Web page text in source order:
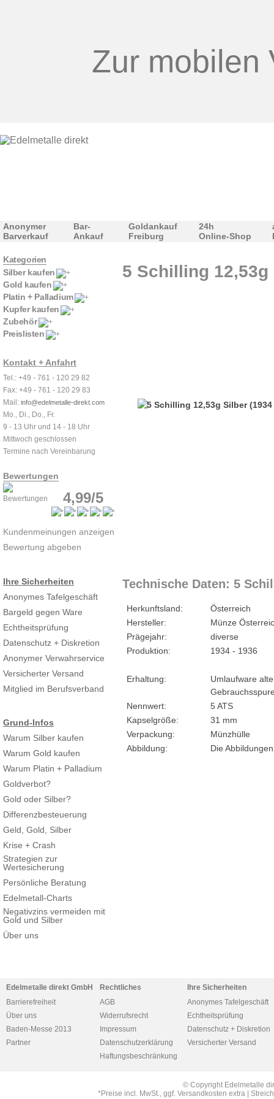
Zur mobilen
Anonymer
Barverkauf
Bar-
Ankauf
Goldankauf
Freiburg
24h
Online-Shop
Kategorien
Silber kaufen
Gold kaufen
Platin + Palladium
Kupfer kaufen
Zubehör
Preislisten
Kontakt + Anfahrt
Tel.: +49 - 761 - 120 29 82
Fax: +49 - 761 - 120 29 83
Mail: info@edelmetalle-direkt.com
Mo., Di., Do., Fr.
9 - 13 Uhr und 14 - 18 Uhr
Mittwoch geschlossen
Termine nach Vereinbarung
Bewertungen
4,99/5
Kundenmeinungen anzeigen
Bewertung abgeben
Ihre Sicherheiten
Anonymes Tafelgeschäft
Bargeld gegen Ware
Echtheitsprüfung
Datenschutz + Diskretion
Anonymer Verwahrservice
Versicherter Versand
Mitglied im Berufsverband
Grund-Infos
Warum Silber kaufen
Warum Gold kaufen
Warum Platin + Palladium
Goldverbot?
Gold oder Silber?
Differenzbesteuerung
Geld, Gold, Silber
Krise + Crash
Strategien zur
Wertesicherung
Persönliche Beratung
Edelmetall-Charts
Negativzins vermeiden mit
Gold und Silber
Über uns
5 Schilling 12,53g
Technische Daten: 5
Herkunftsland:
Österreich
Hersteller:
Münze
Prägejahr:
diverse
Produktion:
1934 - 1936
Erhaltung:
Umlaufware
Nennwert:
5 ATS
Kapselgröße:
31 mm
Verpackung:
Münzhülle
Abbildung:
Die
Edelmetalle direkt GmbH
Barrierefreiheit
Über uns
Baden-Messe 2013
Partner
Rechtliches
AGB
Widerrufsrecht
Impressum
Datenschutzerklärung
Haftungsbeschränkung
Ihre Sicherheiten
Anonymes Tafelgeschäft
Echtheitsprüfung
Datenschutz + Diskretion
Versicherter Versand
© Copyright Edelmetalle
*Preise incl. MwSt., ggf. Versandkosten extra |